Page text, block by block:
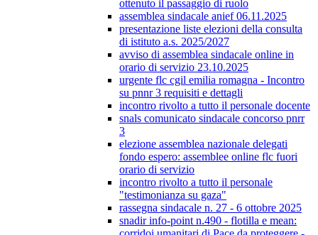
ottenuto il passaggio di ruolo
assemblea sindacale anief 06.11.2025
presentazione liste elezioni della consulta
di istituto a.s. 2025/2027
avviso di assemblea sindacale online in
orario di servizio 23.10.2025
urgente flc cgil emilia romagna - Incontro
su pnnr 3 requisiti e dettagli
incontro rivolto a tutto il personale docente
snals comunicato sindacale concorso pnrr
3
elezione assemblea nazionale delegati
fondo espero: assemblee online flc fuori
orario di servizio
incontro rivolto a tutto il personale
"testimonianza su gaza"
rassegna sindacale n. 27 - 6 ottobre 2025
snadir info-point n.490 - flotilla e mean: